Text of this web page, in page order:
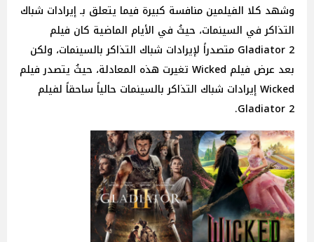
وشهد كلا الفيلمين منافسة كبيرة فيما يتعلق بـ إيرادات شباك
التذاكر في السينمات، حيثُ في الأيام الماضية كان فيلم
Gladiator 2 متصدراً لإيرادات شباك التذاكر بالسينمات، ولكن
بعد عرض فيلم Wicked تغيرت هذه المعادلة، حيثُ يتصدر فيلم
Wicked إيرادات شباك التذاكر بالسينمات حالياً ساحقاً لفيلم
Gladiator 2.